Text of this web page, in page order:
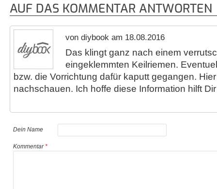
AUF DAS KOMMENTAR ANTWORTEN
von diybook am 18.08.2016
Das klingt ganz nach einem
eingeklemmten Keilriemen.
bzw. die Vorrichtung dafür kaputt gegangen.
nachschauen. Ich hoffe diese Information hilft
Dein Name
Kommentar*